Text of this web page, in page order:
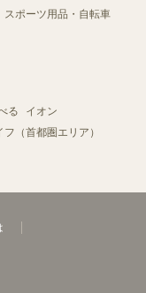
スポーツ用品・自転車
る
イオン
フ（首都圏エリア）